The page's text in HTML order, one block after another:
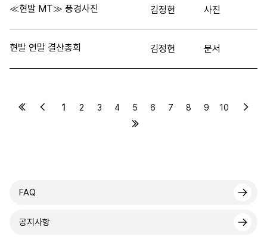
≪현발 MT≫ 풍경사진 김정헌 사진
현발 연말 결산총회 김정헌 문서
1 2 3 4 5 6 7 8 9 10
FAQ
공지사항